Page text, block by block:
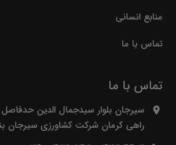
منابع انسانی
تماس با ما
تماس با ما
سیرجان بلوار سیدجمال الدین حدفاصل
راهی کرمان شرکت کشاورزی سیرجان